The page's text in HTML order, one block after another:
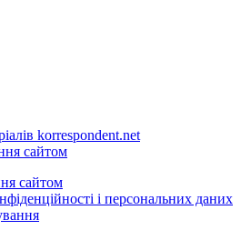
korrespondent.net
сайтом
сайтом
і персональних даних